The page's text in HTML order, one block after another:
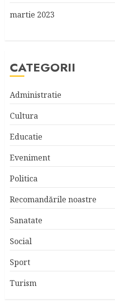
martie 2023
CATEGORII
Administratie
Cultura
Educatie
Eveniment
Politica
Recomandările noastre
Sanatate
Social
Sport
Turism